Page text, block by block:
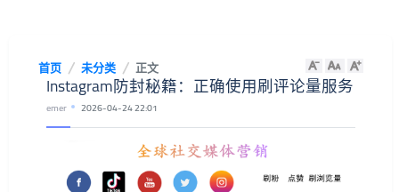
首页 未分类 正文
Instagram防封秘籍：正确使用刷评论量服务
emer 2026-04-24 22:01